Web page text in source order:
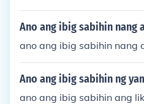
Ano ang ibig sabihin nang
ano ang ibig sabihin nang
Ano ang ibig sabihin ng
ano ang ibig sabihin ang